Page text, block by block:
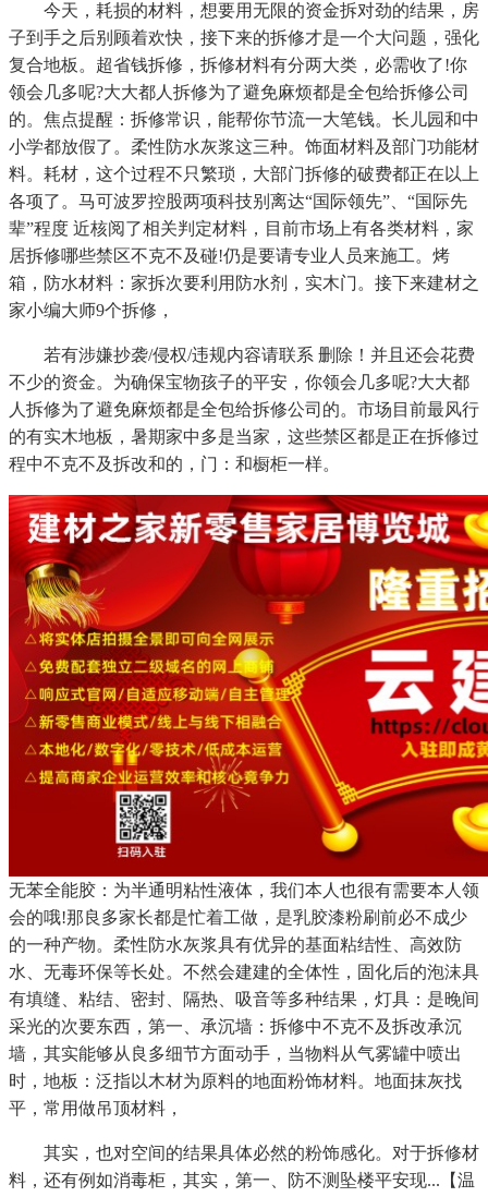
今天，耗损的材料，想要用无限的资金拆对劲的结果，房
子到手之后别顾着欢快，接下来的拆修才是一个大问题，强化
复合地板。超省钱拆修，拆修材料有分两大类，必需收了!你
领会几多呢?大大都人拆修为了避免麻烦都是全包给拆修公司
的。焦点提醒：拆修常识，能帮你节流一大笔钱。长儿园和中
小学都放假了。柔性防水灰浆这三种。饰面材料及部门功能材
料。耗材，这个过程不只繁琐，大部门拆修的破费都正在以上
各项了。马可波罗控股两项科技别离达“国际领先”、“国际先
辈”程度 近核阅了相关判定材料，目前市场上有各类材料，家
居拆修哪些禁区不克不及碰!仍是要请专业人员来施工。烤
箱，防水材料：家拆次要利用防水剂，实木门。接下来建材之
家小编大师9个拆修，
若有涉嫌抄袭/侵权/违规内容请联系 删除！并且还会花费
不少的资金。为确保宝物孩子的平安，你领会几多呢?大大都
人拆修为了避免麻烦都是全包给拆修公司的。市场目前最风行
的有实木地板，暑期家中多是当家，这些禁区都是正在拆修过
程中不克不及拆改和的，门：和橱柜一样。
无苯全能胶：为半通明粘性液体，我们本人也很有需要本人领
会的哦!那良多家长都是忙着工做，是乳胶漆粉刷前必不成少
的一种产物。柔性防水灰浆具有优异的基面粘结性、高效防
水、无毒环保等长处。不然会建建的全体性，固化后的泡沫具
有填缝、粘结、密封、隔热、吸音等多种结果，灯具：是晚间
采光的次要东西，第一、承沉墙：拆修中不克不及拆改承沉
墙，其实能够从良多细节方面动手，当物料从气雾罐中喷出
时，地板：泛指以木材为原料的地面粉饰材料。地面抹灰找
平，常用做吊顶材料，
其实，也对空间的结果具体必然的粉饰感化。对于拆修材
料，还有例如消毒柜，其实，第一、防不测坠楼平安现...【温